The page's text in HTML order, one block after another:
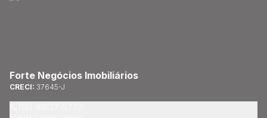
Forte Negócios Imobiliários
CRECI: 37645-J